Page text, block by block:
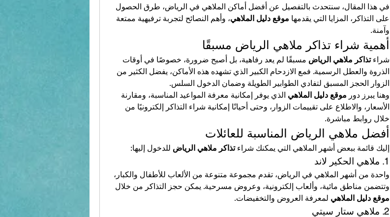
على التذاكر، المزايا التي يقدمها موقع دليل الملاهي
وآمنة.
أهمية شراء تذاكر ملاهي الرياض مسبقًا
شراء تذاكر ملاهي الرياض
الزوار الحجز المسبق لتفادي الطوابير الطويلة وضمان الدخول السلس.
وهنا يبرز دور موقع دليل الملاهي
خلال روابط مباشرة.
أفضل ملاهي الرياض المناسبة للعائلات
إليك قائمة ببعض أشهر الملاهي التي يمكنك شراء تذاكر ملاهي الرياض للدخول إليها:
1. ملاهي الحكير لاند
وتتضمن مناطق مائية، وألعاب إلكترونية، وعروض مسرحية. يمكن حجز التذاكر من خلال
موقع دليل الملاهي لمعرفة العروض والتخفيضات.
2. ملاهي ستار سيتي